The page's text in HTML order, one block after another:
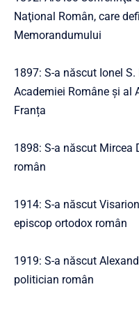
Naţional Român, care
Memorandumului
1897: S-a născut Ionel
Academiei Române și al
Franța
1898: S-a născut
român
1914: S-a născut
episcop ortodox român
1919: S-a născut
politician român